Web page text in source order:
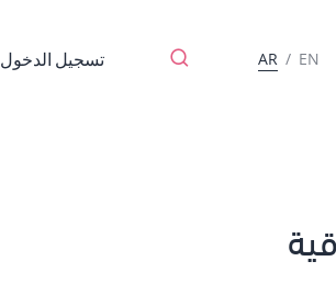
EN
/
AR تسجيل الدخول